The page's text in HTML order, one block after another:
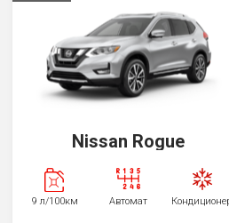
Nissan Rogue
9 л/100км Автомат